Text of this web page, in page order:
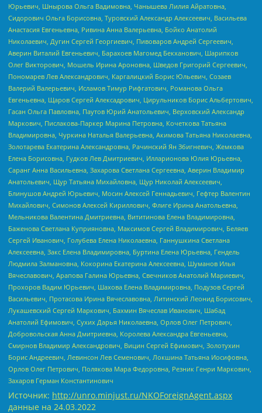
Юрьевич, Шнырова Ольга Вадимовна, Чанышева Лилия Айратовна,
Сидорович Ольга Борисовна, Туровский Александр Алексеевич, Васильева
Анастасия Евгеньевна, Ривина Анна Валерьевна, Бойко Анатолий
Николаевич, Дугин Сергей Георгиевич, Пивоваров Андрей Сергеевич,
Аверин Виталий Евгеньевич, Барахоев Магомед Бекханович, Шарипков
Олег Викторович, Мошель Ирина Ароновна, Шведов Григорий Сергеевич,
Пономарев Лев Александрович, Каргалицкий Борис Юльевич, Созаев
Валерий Валерьевич, Исламов Тимур Рифгатович, Романова Ольга
Евгеньевна, Щаров Сергей Алексадрович, Цирульников Борис Альбертович,
Гасан Ольга Павловна, Паутов Юрий Анатольевич, Верховский Александр
Маркович, Пислакова-Паркер Марина Петровна, Кочеткова Татьяна
Владимировна, Чуркина Наталья Валерьевна, Акимова Татьяна Николаевна,
Золотарева Екатерина Александровна, Рачинский Ян Збигневич, Жемкова
Елена Борисовна, Гудков Лев Дмитриевич, Илларионова Юлия Юрьевна,
Саранг Анна Васильевна, Захарова Светлана Сергеевна, Аверин Владимир
Анатольевич, Щур Татьяна Михайловна, Щур Николай Алексеевич,
Блинушов Андрей Юрьевич, Мосин Алексей Геннадьевич, Гефтер Валентин
Михайлович, Симонов Алексей Кириллович, Флиге Ирина Анатольевна,
Мельникова Валентина Дмитриевна, Вититинова Елена Владимировна,
Баженова Светлана Куприяновна, Максимов Сергей Владимирович, Беляев
Сергей Иванович, Голубева Елена Николаевна, Ганнушкина Светлана
Алексеевна, Закс Елена Владимировна, Буртина Елена Юрьевна, Гендель
Людмила Залмановна, Кокорина Екатерина Алексеевна, Шуманов Илья
Вячеславович, Арапова Галина Юрьевна, Свечников Анатолий Мариевич,
Прохоров Вадим Юрьевич, Шахова Елена Владимировна, Подузов Сергей
Васильевич, Протасова Ирина Вячеславовна, Литинский Леонид Борисович,
Лукашевский Сергей Маркович, Бахмин Вячеслав Иванович, Шабад
Анатолий Ефимович, Сухих Дарья Николаевна, Орлов Олег Петрович,
Добровольская Анна Дмитриевна, Королева Александра Евгеньевна,
Смирнов Владимир Александрович, Вицин Сергей Ефимович, Золотухин
Борис Андреевич, Левинсон Лев Семенович, Локшина Татьяна Иосифовна,
Орлов Олег Петрович, Полякова Мара Федоровна, Резник Генри Маркович,
Захаров Герман Константинович
Источник: http://unro.minjust.ru/NKOForeignAgent.aspx
данные на 24.03.2022